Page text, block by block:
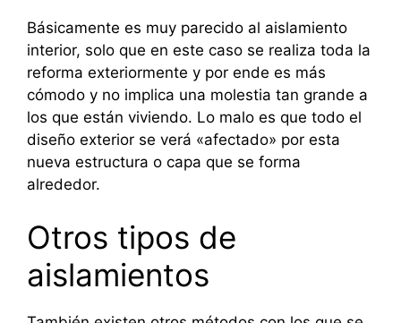
Básicamente es muy parecido al aislamiento
interior, solo que en este caso se realiza toda la
reforma exteriormente y por ende es más
cómodo y no implica una molestia tan grande a
los que están viviendo. Lo malo es que todo el
diseño exterior se verá «afectado» por esta
nueva estructura o capa que se forma
alrededor.
Otros tipos de
aislamientos